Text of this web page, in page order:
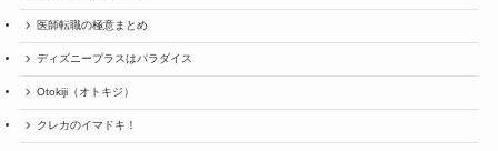
医師転職の極意まとめ
ディズニープラスはパラダイス
Otokiji（オトキジ）
クレカのイマドキ！